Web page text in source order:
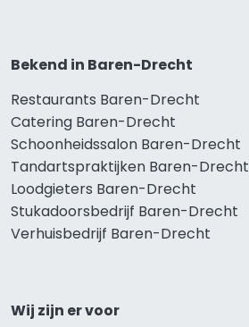
Bekend in Baren-Drecht
Restaurants Baren-Drecht
Catering Baren-Drecht
Schoonheidssalon Baren-Drecht
Tandartspraktijken Baren-Drecht
Loodgieters Baren-Drecht
Stukadoorsbedrijf Baren-Drecht
Verhuisbedrijf Baren-Drecht
Wij zijn er voor